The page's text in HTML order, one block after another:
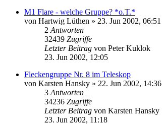
M1 Flare - welche Gruppe? *o.T.*
von Hartwig Lüthen » 23. Jun 2002, 06:51
2 Antworten
32439 Zugriffe
Letzter Beitrag von Peter Kuklok
23. Jun 2002, 12:05
Fleckengruppe Nr. 8 im Teleskop
von Karsten Hansky » 22. Jun 2002, 14:36
3 Antworten
34236 Zugriffe
Letzter Beitrag von Karsten Hansky
23. Jun 2002, 11:18